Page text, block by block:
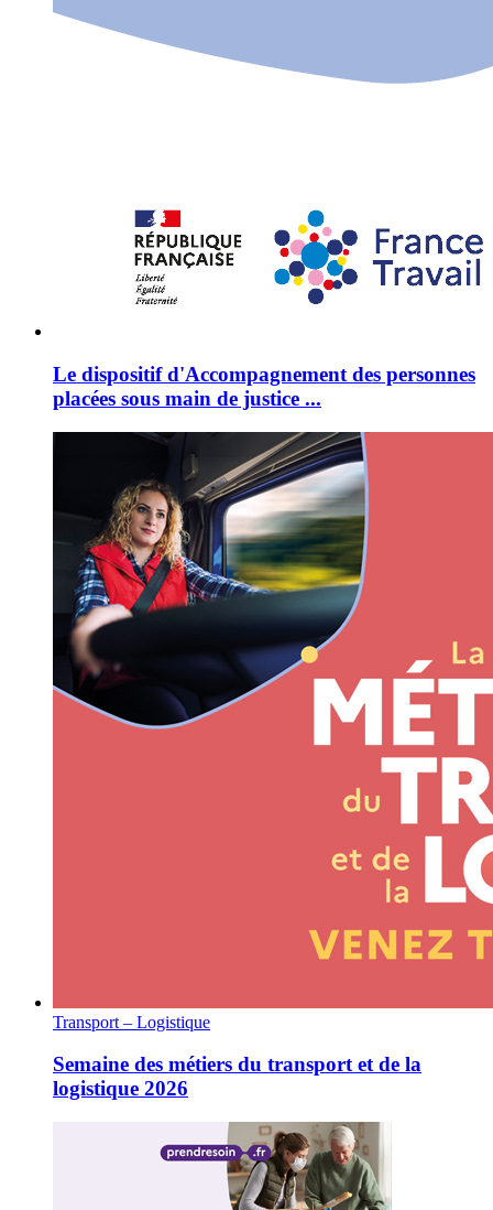
Le dispositif d'Accompagnement des personnes
placées sous main de justice ...
Transport – Logistique
Semaine des métiers du transport et de la
logistique 2026